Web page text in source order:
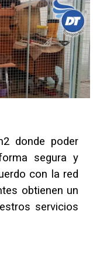
donde poder
segura y
con la red
obtienen un
servicios